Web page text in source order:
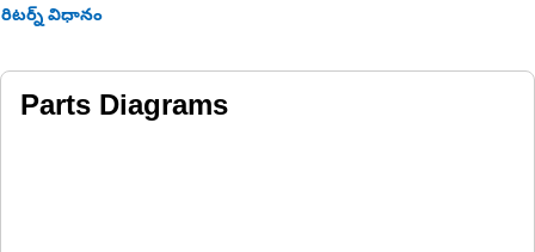
రిటర్న్ విధానం
Parts Diagrams